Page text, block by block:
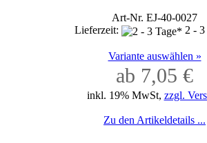
Art-Nr. EJ-40-0027
Lieferzeit:
2 -
Variante auswählen »
ab 7,05 €
inkl. 19% MwSt, zzgl.
Zu den Artikeldetails ...